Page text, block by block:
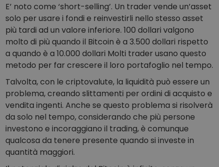
E’ noto come ‘short-selling’. Un trader vende un’asset
solo per usare i fondi e reinvestirli nello stesso asset
più tardi ad un valore inferiore. 100 dollari valgono
molto di più quando il Bitcoin è a 3.500 dollari rispetto
a quando è a 10.000 dollari Molti trader usano questo
metodo per far crescere il loro portafoglio nel tempo.
Talvolta, con le criptovalute, la liquidità può essere un
problema, creando slittamenti per ordini di acquisto e
vendita ingenti. Anche se questo problema si risolverà
da solo nel tempo, considerando che più persone
investono e incoraggiano il trading, è comunque
qualcosa da tenere presente quando si investe in
quantità maggiori.